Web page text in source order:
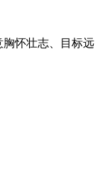
怀壮志、目标远